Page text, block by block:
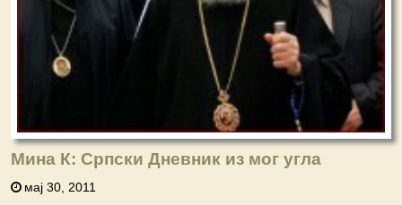
Мина К: Српски Дневник из мог угла
мај 30, 2011